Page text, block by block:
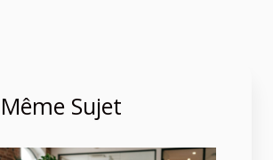
Sujet